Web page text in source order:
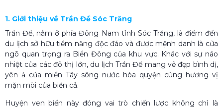
1. Giới thiệu về Trần Đề Sóc Trăng
Trần Đề, nằm ở phía Đông Nam tỉnh Sóc Trăng, là điểm đến
du lịch sở hữu tiềm năng độc đáo và được mệnh danh là cửa
ngõ quan trọng ra Biển Đông của khu vực. Khác với sự náo
nhiệt của các đô thị lớn, du lịch Trần Đề mang vẻ đẹp bình dị,
yên ả của miền Tây sông nước hòa quyện cùng hương vị
mặn mòi của biển cả.
Huyện ven biển này đóng vai trò chiến lược không chỉ là